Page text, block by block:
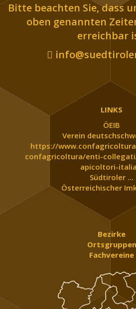
Bitte beachten Sie, dass
oben genannten
erreichbar
LINKS
ÖEIB
Verein
https://
confagricoltura/enti-
apicoltori-
Südtiroler ...
Österreichischer
Bezirke
Ortsgruppen
Fachvereine